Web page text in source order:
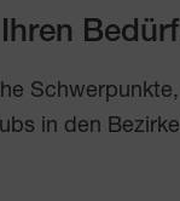
in den